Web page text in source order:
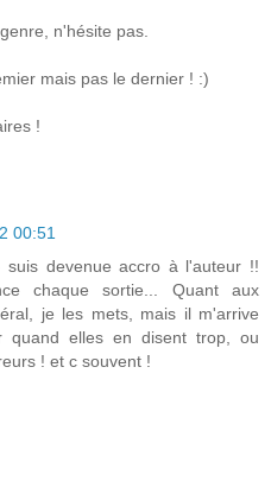
n'hésite pas.
mais pas le dernier ! :)
!
00:51
devenue accro à l'auteur !!
chaque sortie... Quant aux
je les mets, mais il m'arrive
quand elles en disent trop, ou
! et c souvent !